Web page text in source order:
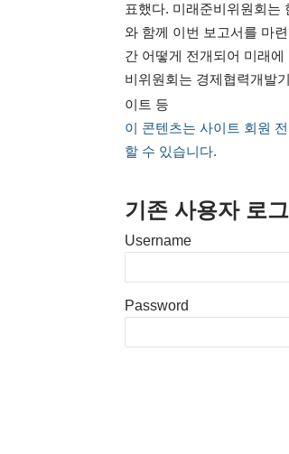
표했다. 미래준비위원회는
와 함께 이번 보고서를 마
간 어떻게 전개되어 미래
비위원회는 경제협력개발
이트 등
이 콘텐츠는 사이트 회원
할 수 있습니다.
기존 사용자 로
Username
Password